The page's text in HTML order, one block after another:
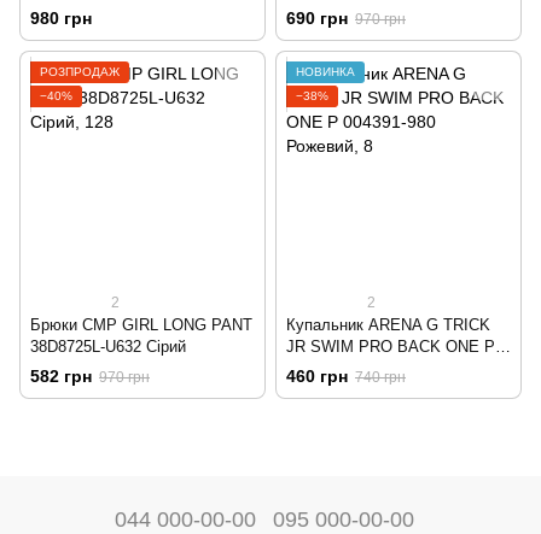
PRO B 004102-980
Різнобарвний
980 грн 690 грн 970 грн
РОЗПРОДАЖ
−40%
2
Брюки CMP GIRL LONG PANT
38D8725L-U632 Сірий
582 грн 970 грн
НОВИНКА
−38%
2
Купальник ARENA G TRICK
JR SWIM PRO BACK ONE P
004391-980 Рожевий
460 грн 740 грн
044 000-00-00 095 000-00-00